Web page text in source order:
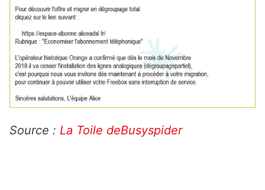
Source : La Toile deBusyspider